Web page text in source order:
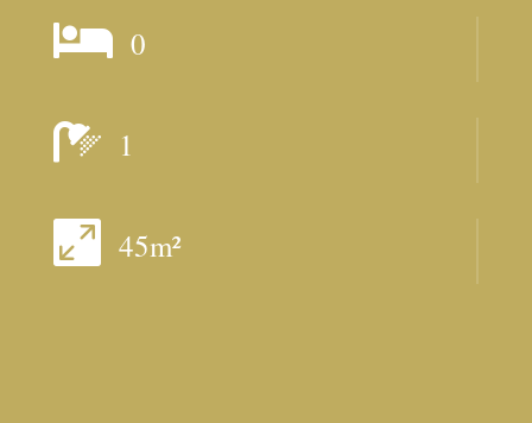
 0
 1
 45m²